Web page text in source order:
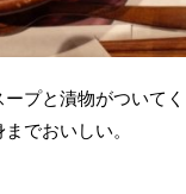
ープと漬物がついて
でおいしい。